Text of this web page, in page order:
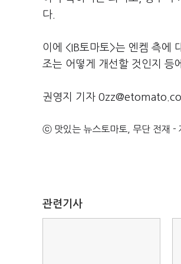
다.
이에 <IB토마토>는 엔켐 측에
조는 어떻게 개선할 것인지 등
권영지 기자
ⓒ 맛있는 뉴스토마토, 무단 전재 -
관련기사